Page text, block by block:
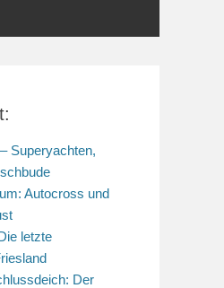
Superyachten,
Autocross und
letzte
Der